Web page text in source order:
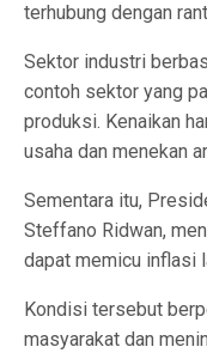
terhubung dengan
Sektor industri
contoh sektor yang
produksi. Kenaikan
usaha dan menekan
Sementara itu,
Steffano Ridwan,
dapat memicu inflasi
Kondisi tersebut
masyarakat dan